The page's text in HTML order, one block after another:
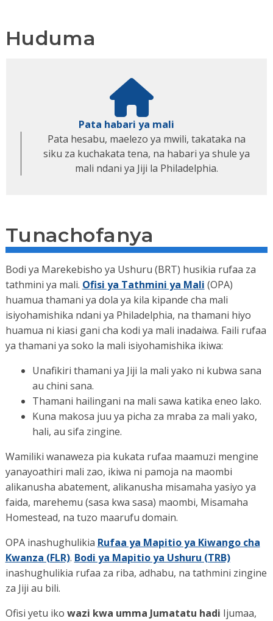
Huduma
Pata habari ya mali
Pata hesabu, maelezo ya mwili, takataka na
siku za kuchakata tena, na habari ya shule ya
mali ndani ya Jiji la Philadelphia.
Tunachofanya
Bodi ya Marekebisho ya Ushuru (BRT) husikia rufaa za
tathmini ya mali. Ofisi ya Tathmini ya Mali (OPA)
huamua thamani ya dola ya kila kipande cha mali
isiyohamishika ndani ya Philadelphia, na thamani hiyo
huamua ni kiasi gani cha kodi ya mali inadaiwa. Faili rufaa
ya thamani ya soko la mali isiyohamishika ikiwa:
Unafikiri thamani ya Jiji la mali yako ni kubwa sana
au chini sana.
Thamani hailingani na mali sawa katika eneo lako.
Kuna makosa juu ya picha za mraba za mali yako,
hali, au sifa zingine.
Wamiliki wanaweza pia kukata rufaa maamuzi mengine
yanayoathiri mali zao, ikiwa ni pamoja na maombi
alikanusha abatement, alikanusha misamaha yasiyo ya
faida, marehemu (sasa kwa sasa) maombi, Misamaha
Homestead, na tuzo maarufu domain.
OPA inashughulikia Rufaa ya Mapitio ya Kiwango cha
Kwanza (FLR). Bodi ya Mapitio ya Ushuru (TRB)
inashughulikia rufaa za riba, adhabu, na tathmini zingine
za Jiji au bili.
Ofisi yetu iko wazi kwa umma Jumatatu hadi Ijumaa,